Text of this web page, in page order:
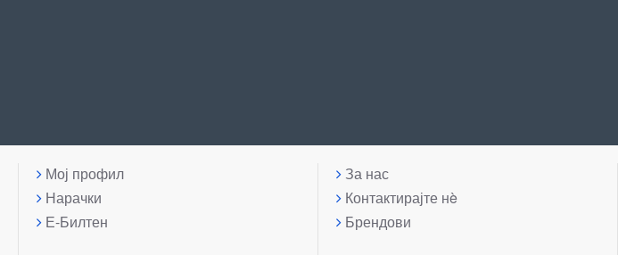
Мој профил
Нарачки
Е-Билтен
За нас
Контактирајте нè
Брендови